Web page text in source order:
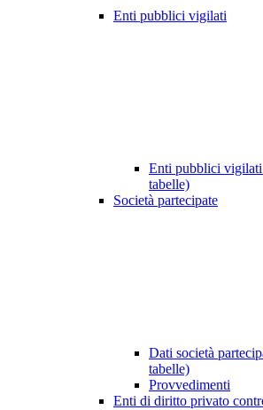
Enti pubblici vigilati
Enti pubblici
tabelle)
Società partecipate
Dati società
tabelle)
Provvedimenti
Enti di diritto privato